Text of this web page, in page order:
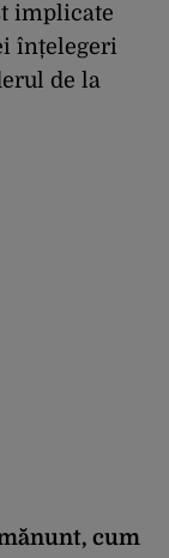
implicate
înțelegeri
de la
cum